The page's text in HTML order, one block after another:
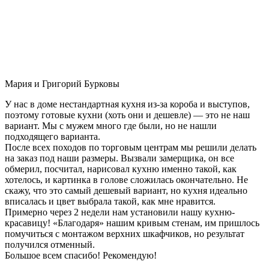
Мария и Григорий Бурковы
У нас в доме нестандартная кухня из-за короба и выступов,
поэтому готовые кухни (хоть они и дешевле) — это не наш
вариант. Мы с мужем много где были, но не нашли
подходящего варианта.
После всех походов по торговым центрам мы решили делать
на заказ под наши размеры. Вызвали замерщика, он все
обмерил, посчитал, нарисовал кухню именно такой, как
хотелось, и картинка в голове сложилась окончательно. Не
скажу, что это самый дешевый вариант, но кухня идеально
вписалась и цвет выбрала такой, как мне нравится.
Примерно через 2 недели нам установили нашу кухню-
красавицу! «Благодаря» нашим кривым стенам, им пришлось
помучиться с монтажом верхних шкафчиков, но результат
получился отменный.
Большое всем спасибо! Рекомендую!